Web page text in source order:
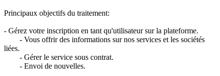
Principaux objectifs du traitement:
- Gérez votre inscription en tant qu'utilisateur sur la plateforme.
- Vous offrir des informations sur nos services et les sociétés
liées.
- Gérer le service sous contrat.
- Envoi de nouvelles.